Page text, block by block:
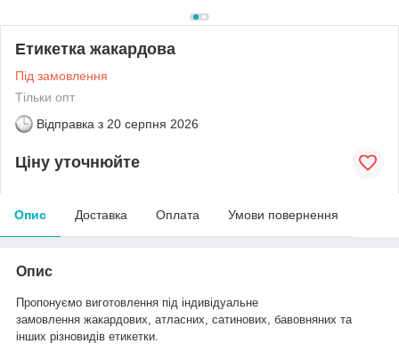
Етикетка жакардова
Під замовлення
Тільки опт
Відправка з 20 серпня 2026
Ціну уточнюйте
Опис Доставка Оплата Умови повернення
Опис
Пропонуємо виготовлення під індивідуальне
замовлення жакардових, атласних, сатинових, бавовняних та
інших різновидів етикетки.